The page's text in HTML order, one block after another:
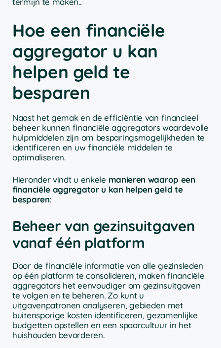
Hoe een financiële
aggregator u kan
helpen geld te
besparen
Naast het gemak en de efficiëntie van financieel
beheer kunnen financiële aggregators waardevolle
hulpmiddelen zijn om besparingsmogelijkheden te
identificeren en uw financiële middelen te
optimaliseren.
Hieronder vindt u enkele manieren waarop een
financiële aggregator u kan helpen geld te
besparen:
Beheer van gezinsuitgaven
vanaf één platform
Door de financiële informatie van alle gezinsleden
op één platform te consolideren, maken financiële
aggregators het eenvoudiger om gezinsuitgaven
te volgen en te beheren. Zo kunt u
uitgavenpatronen analyseren, gebieden met
buitensporige kosten identificeren, gezamenlijke
budgetten opstellen en een spaarcultuur in het
huishouden bevorderen.